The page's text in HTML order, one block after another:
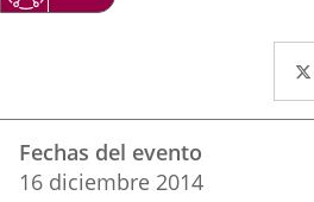
del
evento
Fechas del evento
16 diciembre 2014